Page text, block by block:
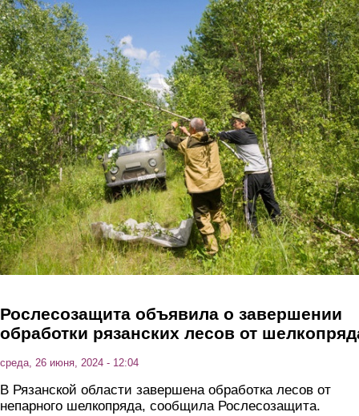
Перейти к основному содержанию
Рослесозащита объявила о завершении
обработки рязанских лесов от
среда, 26 июня, 2024 - 12:04
В Рязанской области завершена обработка лесов от
непарного шелкопряда, сообщила Рослесозащита.